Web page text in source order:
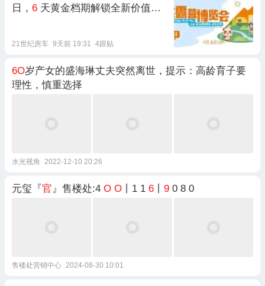
日， 6 天黄金档期解锁全新价值盛
21世纪房车 9天前 19:31 4跟贴
6O岁产女的盛海琳丈夫突然离世，提示：高龄育子要
理性，慎重选择
水光视角 2022-12-10 20:26
元玺『 官』售楼处:4 O O 丨1 1 6 9 0 8 0
售楼处营销中心 2024-08-30 10:01